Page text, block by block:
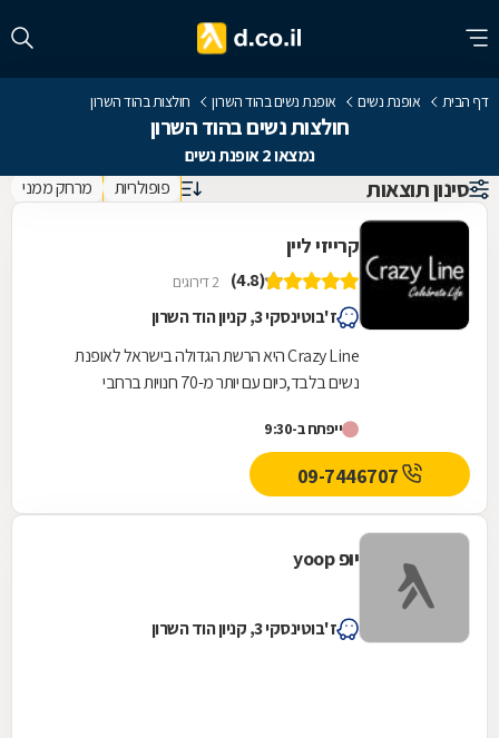
דף הבית אופנת נשים אופנת נשים בהוד השרון חולצות בהוד השרון
חולצות נשים בהוד השרון
נמצאו 2 אופנת נשים
סינון תוצאות פופולריות מרחק ממני
קרייזי ליין
(4.8) 2 דירוגים
ז'בוטינסקי 3, קניון הוד השרון
Crazy Line היא הרשת הגדולה בישראל לאופנת
נשים בלבד,כיום עם יותר מ-70 חנויות ברחבי
הנאמן שלה בגדים...
ייפתח ב-9:30
09-7446707
יופ yoop
ז'בוטינסקי 3, קניון הוד השרון